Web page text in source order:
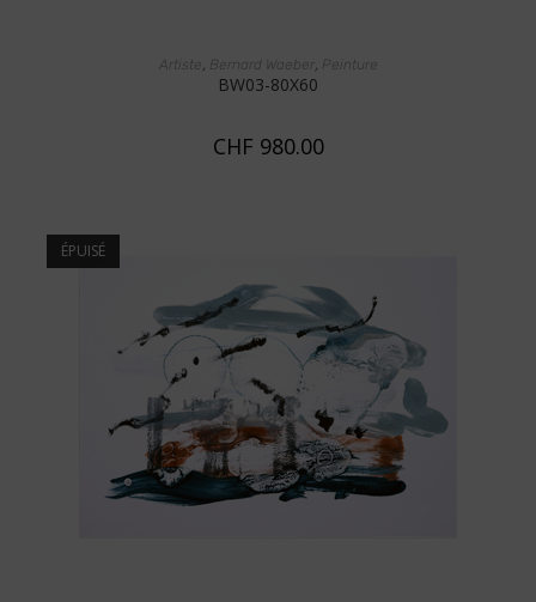
Artiste, Bernard Waeber , Peinture
BW03-80X60
CHF 980.00
ÉPUISÉ